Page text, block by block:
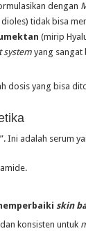
dengan
tidak bisa
(mirip
systemyang sangat
dosis yang bisa
Ini adalah serum
skin
konsisten untuk